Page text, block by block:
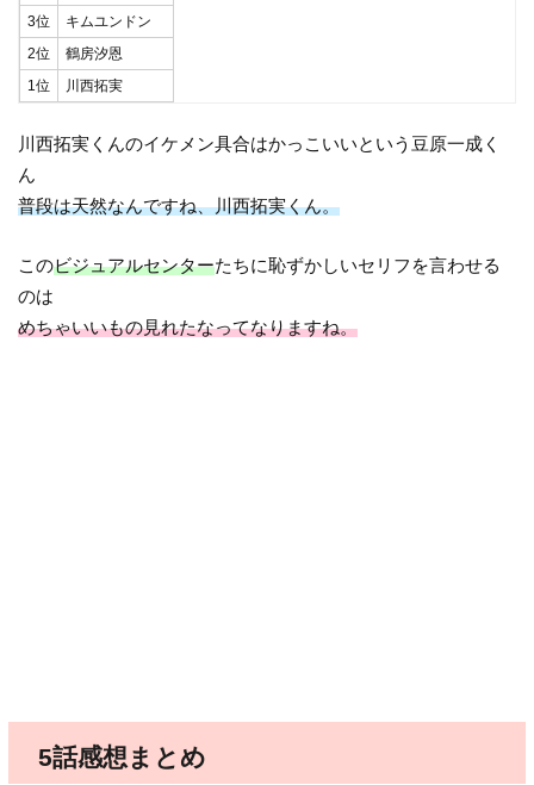
3位
キムユンドン
2位
鶴房汐恩
1位
川西拓実
川西拓実くんのイケメン具合はかっこいいという豆原一成く
ん
普段は天然なんですね、川西拓実くん。
このビジュアルセンターたちに恥ずかしいセリフを言わせる
のは
めちゃいいもの見れたなってなりますね。
5話感想まとめ